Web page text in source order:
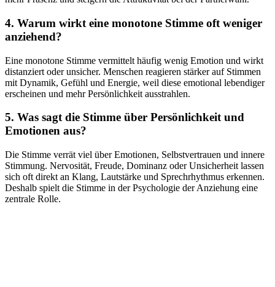
4. Warum wirkt eine monotone Stimme oft weniger
anziehend?
Eine monotone Stimme vermittelt häufig wenig Emotion und wirkt
distanziert oder unsicher. Menschen reagieren stärker auf Stimmen
mit Dynamik, Gefühl und Energie, weil diese emotional lebendiger
erscheinen und mehr Persönlichkeit ausstrahlen.
5. Was sagt die Stimme über Persönlichkeit und
Emotionen aus?
Die Stimme verrät viel über Emotionen, Selbstvertrauen und innere
Stimmung. Nervosität, Freude, Dominanz oder Unsicherheit lassen
sich oft direkt an Klang, Lautstärke und Sprechrhythmus erkennen.
Deshalb spielt die Stimme in der Psychologie der Anziehung eine
zentrale Rolle.